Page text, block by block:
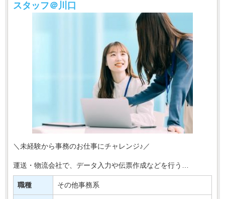
スタッフ＠川口
＼未経験から事務のお仕事にチャレンジ♪／
運送・物流会社で、データ入力や伝票作成などを行う
事務スタッフを募集します＊
お任せするのは、入出荷に関する情報入力や
職種 その他事務系